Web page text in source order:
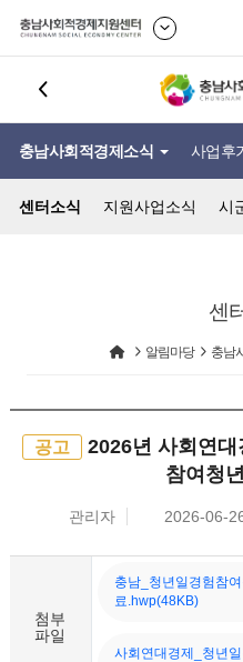
충남사회적경제소식 사업후
센터소식 지원사업소식 시
센
알림마당 충남
공고
2026년 사회연대
참여청
관리자 2026-06-
첨부
파일
충남_청년일경험참
료.hwp(48KB)
사회연대경제_청년